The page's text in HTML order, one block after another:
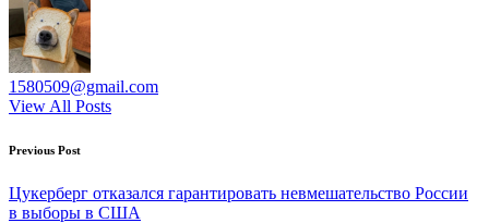
1580509@gmail.com
View All Posts
Post
navigation
Previous Post
Цукерберг отказался гарантировать невмешательство России
в выборы в США